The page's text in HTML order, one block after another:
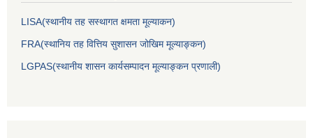
LISA(स्थानीय तह सस्थागत क्षमता मूल्याक‌न)
FRA(स्थानिय तह वित्तिय सुशासन जोखिम मूल्याङ्कन)
LGPAS(स्थानीय शासन कार्यसम्पादन मूल्याङ्कन प्रणाली)